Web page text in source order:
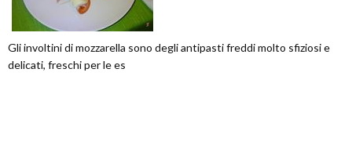
Gli involtini di mozzarella sono degli antipasti freddi molto sfiziosi e
delicati, freschi per le es